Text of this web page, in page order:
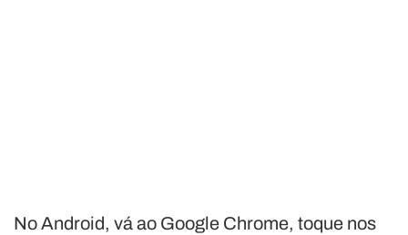
No Android, vá ao Google Chrome, toque nos